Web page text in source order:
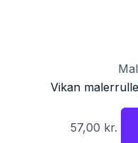
Vikan
57,00 kr.